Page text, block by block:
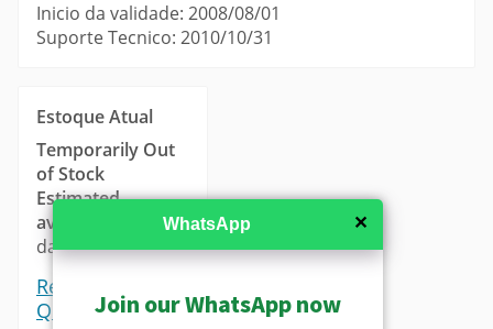
Inicio da validade: 2008/08/01
Suporte Tecnico: 2010/10/31
Estoque Atual
Temporarily Out
of Stock
Estimated
availability
: 14-21
days.
Request a
Quote
✕
WhatsApp
Join our WhatsApp now